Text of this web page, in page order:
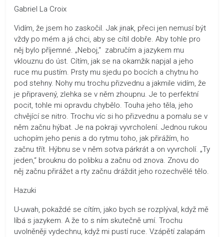
Gabriel La Croix
Vidím, že jsem ho zaskočil. Jak jinak, přeci jen nemusí být
vždy po mém a já chci, aby se cítil dobře. Aby tohle pro
něj bylo příjemné. „Neboj,“ zabručím a jazykem mu
vklouznu do úst. Cítím, jak se na okamžik napjal a jeho
ruce mu pustím. Prsty mu sjedu po bocích a chytnu ho
pod stehny. Nohy mu trochu přizvednu a jakmile vidím, že
je připravený, zlehka se v něm zhoupnu. Je to perfektní
pocit, tohle mi opravdu chybělo. Touha jeho těla, jeho
chvějící se nitro. Trochu víc si ho přizvednu a pomalu se v
něm začnu hýbat. Je na pokraji vyvrcholení. Jednou rukou
uchopím jeho penis a do rytmu toho, jak přirážím, ho
začnu třít. Hýbnu se v něm sotva párkrát a on vyvrcholí. „Ty
jeden,“ brouknu do polibku a začnu od znova. Znovu do
něj začnu přirážet a rty začnu dráždit jeho rozechvělé tělo.
Hazuki
U-uwah, pokaždé se cítím, jako bych se rozplýval, když mě
líbá s jazykem. A že to s ním skutečně umí. Trochu
uvolněněji vydechnu, když mi pustí ruce. Vzápětí zalapám